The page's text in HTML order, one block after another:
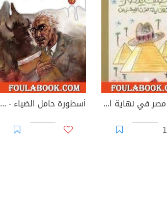
وصف مصر في نهاية القرن العشرين
1
أسطورة حامل الضياء - الجزء الأول